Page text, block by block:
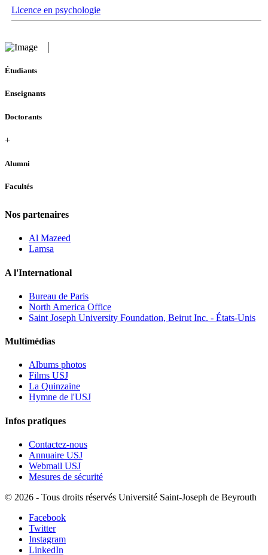
Licence en psychologie
Étudiants
Enseignants
Doctorants
+
Alumni
Facultés
Nos partenaires
Al Mazeed
Lamsa
A l'International
Bureau de Paris
North America Office
Saint Joseph University Foundation, Beirut Inc. - États-Unis
Multimédias
Albums photos
Films USJ
La Quinzaine
Hymne de l'USJ
Infos pratiques
Contactez-nous
Annuaire USJ
Webmail USJ
Mesures de sécurité
© 2026 - Tous droits réservés Université Saint-Joseph de Beyrouth
Facebook
Twitter
Instagram
LinkedIn